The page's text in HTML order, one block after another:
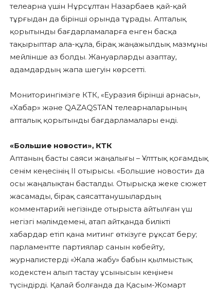
телеарна үшін Нұрсұлтан Назарбаев қай-қай
тұрғыдан да бірінші орында тұрады. Апталық
қорытынды бағдарламаларға енген басқа
тақырыптар ала-құла, бірақ жаңажылдық мазмұны
мейлінше аз болды. Жануарларды азаптау,
адамдардың жапа шегуін көрсетті.
Мониторингімізге КТК, «Еуразия бірінші арнасы»,
«Хабар» және QAZAQSTAN телеарналарының
апталық қорытынды бағдарламалары енді.
«Большие новости», КТК
Аптаның басты саяси жаңалығы – Ұлттық қоғамдық
сенім кеңесінің II отырысы. «Большие новости» да
осы жаңалықтан басталды. Отырысқа жеке сюжет
жасамады, бірақ саясаттанушылардың
комментарийі негізінде отырыста айтылған үш
негізгі мәлімдемені, атап айтқанда билікті
хабардар етіп қана митинг өткізуге рұқсат беру;
парламентте партиялар санын көбейту,
журналистерді «Жала жабу» бабын қылмыстық
кодекстен алып тастау ұсынысын кеңінен
түсіндірді. Қалай болғанда да Қасым-Жомарт